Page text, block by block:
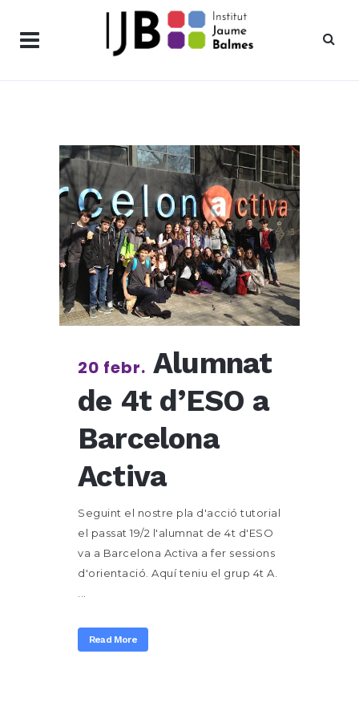
20 febr. Alumnat
de 4t d’ESO a
Barcelona
Activa
Seguint el nostre pla d'acció tutorial
el passat 19/2 l'alumnat de 4t d'ESO
va a Barcelona Activa a fer sessions
d'orientació. Aquí teniu el grup 4t A.
...
Read More